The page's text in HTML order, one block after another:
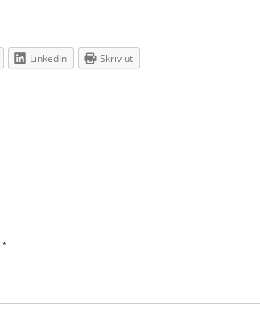
LinkedIn Skriv ut
*